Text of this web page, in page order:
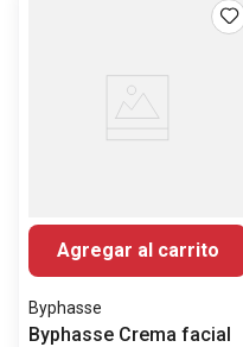
Agregar al carrito
Byphasse
Byphasse Crema facial